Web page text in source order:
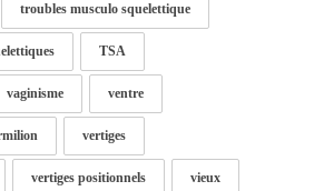
troubles musculo squelettique
TSA
vaginisme ventre
vertiges
vertiges positionnels vieux